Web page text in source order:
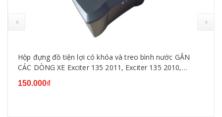
Hộp đựng đồ tiện lợi có khóa và treo bình nước GẮN
CÁC DÒNG XE Exciter 135 2011, Exciter 135 2010,
Exciter 150,WINNER ,SIRIUS, WAVE...
150.000₫